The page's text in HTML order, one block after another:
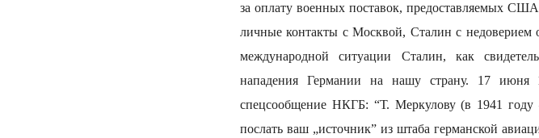
за оплату военных поставок, предоставляемых
личные контакты с Москвой, Сталин с
международной ситуации Сталин, как
нападения Германии на нашу страну. 17
спецсообщение НКГБ: “Т. Меркулову (в 1941
послать ваш „источник” из штаба германской